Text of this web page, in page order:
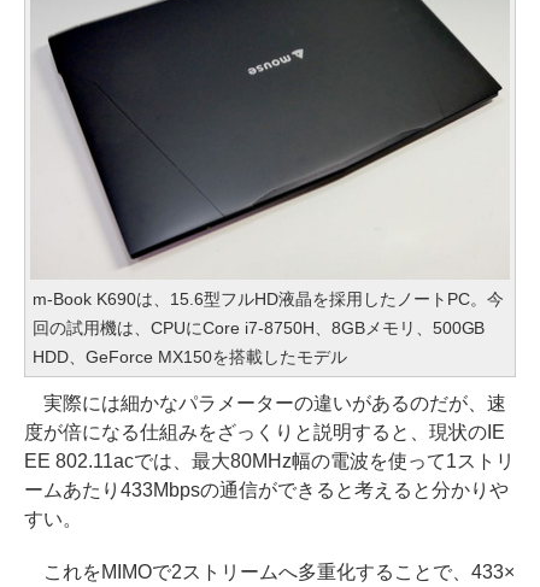
m-Book K690は、15.6型フルHD液晶を採用したノートPC。今
回の試用機は、CPUにCore i7-8750H、8GBメモリ、500GB
HDD、GeForce MX150を搭載したモデル
実際には細かなパラメーターの違いがあるのだが、速
度が倍になる仕組みをざっくりと説明すると、現状のIE
EE 802.11acでは、最大80MHz幅の電波を使って1ストリ
ームあたり433Mbpsの通信ができると考えると分かりや
すい。
これをMIMOで2ストリームへ多重化することで、433×